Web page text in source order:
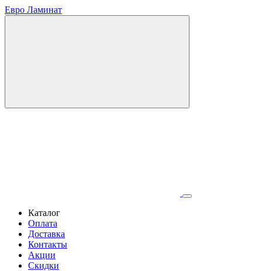
Евро Ламинат
Каталог
Оплата
Доставка
Контакты
Акции
Скидки